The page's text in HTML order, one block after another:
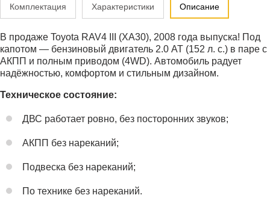
Комплектация Характеристики Описание
В продаже Toyota RAV4 III (XA30), 2008 года выпуска! Под
капотом — бензиновый двигатель 2.0 АТ (152 л. с.) в паре с
АКПП и полным приводом (4WD). Автомобиль радует
надёжностью, комфортом и стильным дизайном.
Техническое состояние:
ДВС работает ровно, без посторонних звуков;
АКПП без нареканий;
Подвеска без нареканий;
По технике без нареканий.